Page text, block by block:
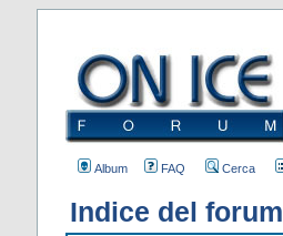
Album FAQ Cerca
Indice del forum